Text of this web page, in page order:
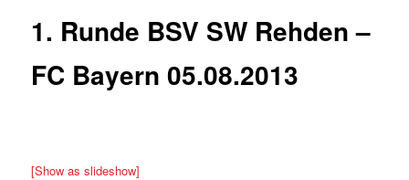
1. Runde BSV SW Rehden –
FC Bayern 05.08.2013
[Show as slideshow]